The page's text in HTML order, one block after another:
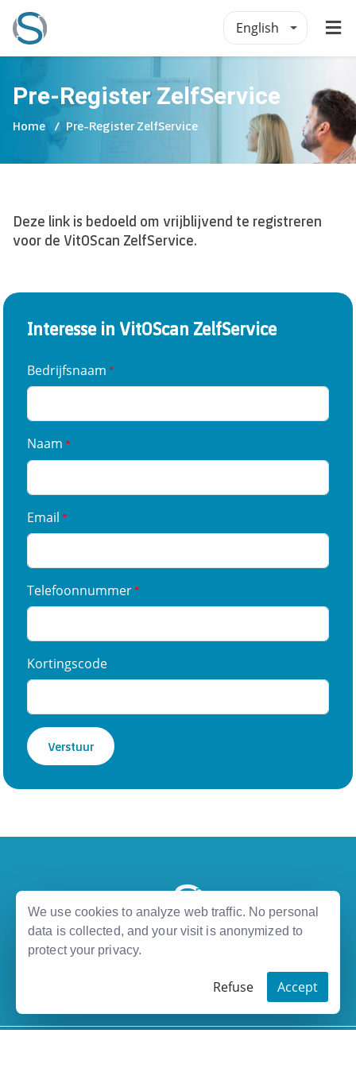
We use cookies to analyze web traffic. No personal
data is collected, and your visit is anonymized to
protect your privacy.
Refuse Accept
English
Pre-Register ZelfService
Home Pre-Register ZelfService
Deze link is bedoeld om vrijblijvend te registreren
voor de VitOScan ZelfService.
Interesse in VitOScan ZelfService
Bedrijfsnaam
Naam
Email
Telefoonnummer
Kortingscode
Verstuur